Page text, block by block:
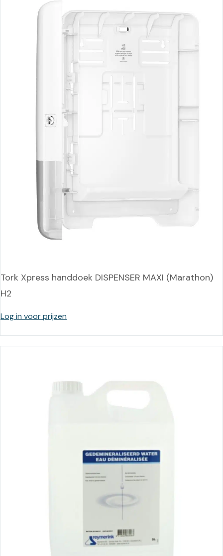
Tork Xpress handdoek DISPENSER MAXI (Marathon)
H2
Log in voor prijzen